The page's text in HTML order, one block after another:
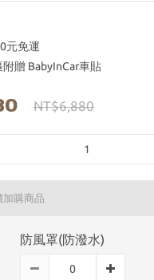
元免運
贈 BabyInCar車貼
NT$6,880
加購商品
防風罩(防潑水)